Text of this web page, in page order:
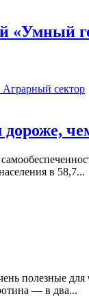
«Умный
Аграрный сектор
в 58,7...
полезные
— в два...